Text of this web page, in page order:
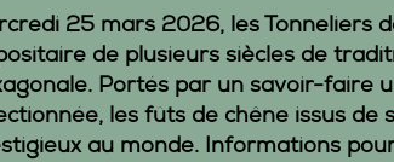
25 mars 2026, les Tonneliers
de plusieurs siècles de
Portés par un savoir-faire
les fûts de chêne issus
au monde. Informations